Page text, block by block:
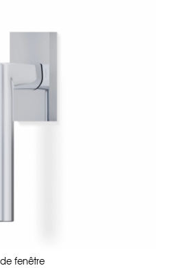
fenêtre